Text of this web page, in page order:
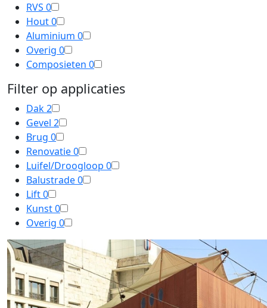
RVS 0
Hout0
Aluminium 0
Overig 0
Composieten 0
Filter op applicaties
Dak2
Gevel 2
Brug 0
Renovatie0
Luifel/Droogloop 0
Balustrade0
Lift0
Kunst0
Overig 0